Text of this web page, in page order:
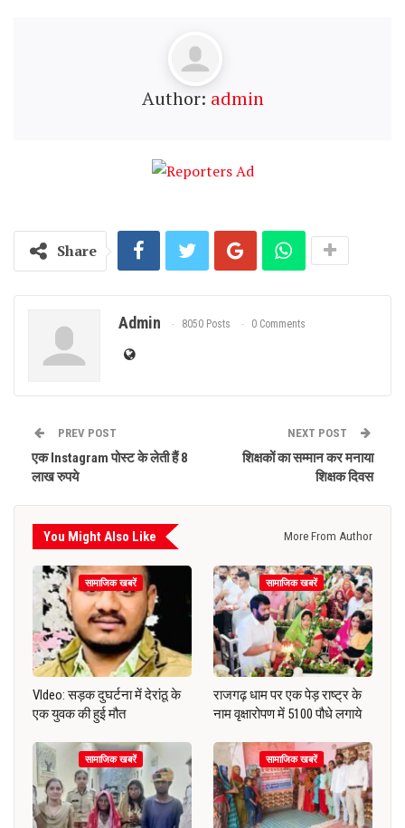
Author: admin
Share
Admin 8050 Posts 0 Comments
PREV POST
एक Instagram पोस्ट के लेती हैं 8
लाख रुपये
NEXT POST
शिक्षकों का सम्मान कर मनाया
शिक्षक दिवस
You Might Also Like More From Author
सामाजिक खबरें
VIdeo: सड़क दुघर्टना में देरांठू के
एक युवक की हुई मौत
सामाजिक खबरें
राजगढ़ धाम पर एक पेड़ राष्ट्र के
नाम वृक्षारोपण में 5100 पौधे लगाये
सामाजिक खबरें सामाजिक खबरें